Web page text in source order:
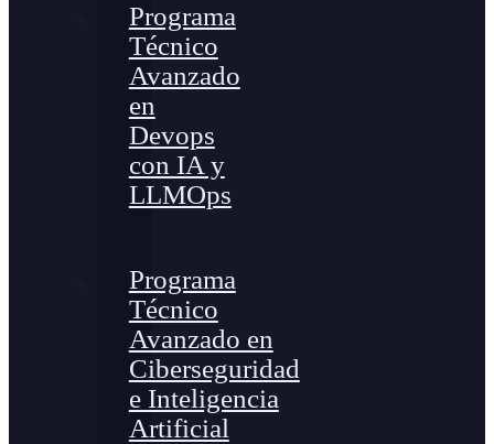
Programa
Técnico
Avanzado
en
Devops
con IA y
LLMOps
Programa
Técnico
Avanzado en
Ciberseguridad
e Inteligencia
Artificial